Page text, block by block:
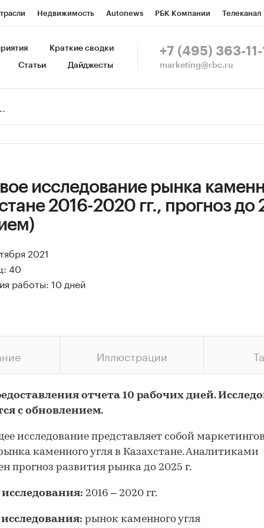
Недвижимость Autonews РБК Компании Телеканал
Спецпроекты СПб Конференции СПб Спецпроекты
Краткие сводки
Статьи Дайджесты
+7 (495) 363-11-
marketing@rbc.ru
исследование рынка
2016-2020 гг., прогноз до
2021
40
работы: 10 дней
Иллюстрации
отчета 10 рабочих дней.
с обновлением.
исследование представляет собой
каменного угля в Казахстане. Аналитиками
прогноз развития рынка до 2025 г.
2016 – 2020 гг.
рынок каменного угля